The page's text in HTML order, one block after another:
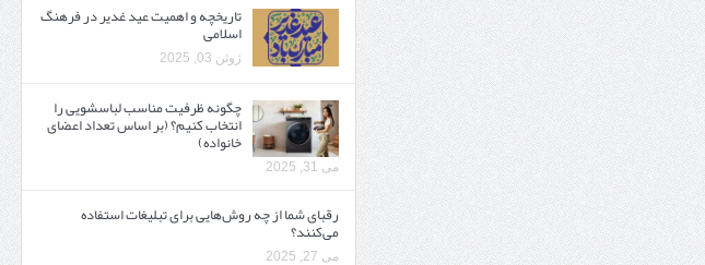
تاریخچه و اهمیت عید غدیر در فرهنگ
اسلامی
ژوئن 03, 2025
چگونه ظرفیت مناسب لباسشویی را
انتخاب کنیم؟ (بر اساس تعداد اعضای
خانواده)
می 31, 2025
رقبای شما از چه روش‌هایی برای تبلیغات استفاده
می‌کنند؟
می 27, 2025